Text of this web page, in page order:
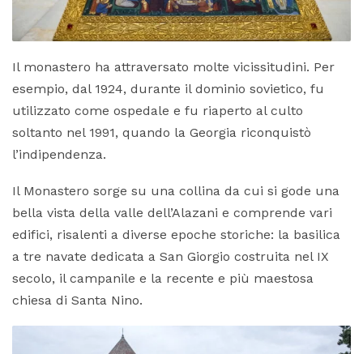
Il monastero ha attraversato molte vicissitudini. Per
esempio, dal 1924, durante il dominio sovietico, fu
utilizzato come ospedale e fu riaperto al culto
soltanto nel 1991, quando la Georgia riconquistò
l’indipendenza.
Il Monastero sorge su una collina da cui si gode una
bella vista della valle dell’Alazani e comprende vari
edifici, risalenti a diverse epoche storiche: la basilica
a tre navate dedicata a San Giorgio costruita nel IX
secolo, il campanile e la recente e più maestosa
chiesa di Santa Nino.